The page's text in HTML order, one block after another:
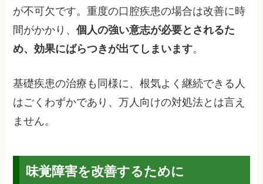
が不可欠です。重度の口腔疾患の場合は改善に時
間がかかり、個人の強い意志が必要とされるた
め、効果にばらつきが出てしまいます。
基礎疾患の治療も同様に、根気よく継続できる人
はごくわずかであり、万人向けの対処法とは言え
ません。
味覚障害を改善するために